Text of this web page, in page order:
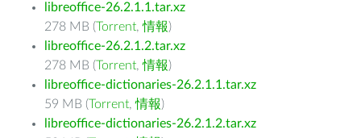
libreoffice-26.2.1.1.tar.xz
278 MB (Torrent,情報)
libreoffice-26.2.1.2.tar.xz
278 MB (Torrent,情報)
libreoffice-dictionaries-26.2.1.1.tar.xz
59 MB (Torrent,情報)
libreoffice-dictionaries-26.2.1.2.tar.xz